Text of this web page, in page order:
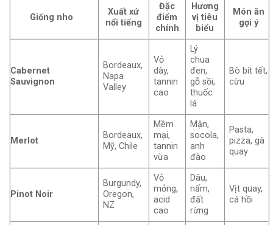
Giống nho
Xuất xứ
nổi tiếng
Đặc
điểm
chính
Hương
vị tiêu
biểu
Món ăn
gợi ý
Cabernet
Sauvignon
Bordeaux,
Napa
Valley
Vỏ
dày,
tannin
cao
Lý
chua
đen,
gỗ sồi,
thuốc
lá
Bò bít tết,
cừu
Merlot
Bordeaux,
Mỹ, Chile
Mềm
mại,
tannin
vừa
Mận,
socola,
anh
đào
Pasta,
pizza, gà
quay
Pinot Noir
Burgundy,
Oregon,
NZ
Vỏ
mỏng,
acid
cao
Dâu,
nấm,
đất
rừng
Vịt quay,
cá hồi